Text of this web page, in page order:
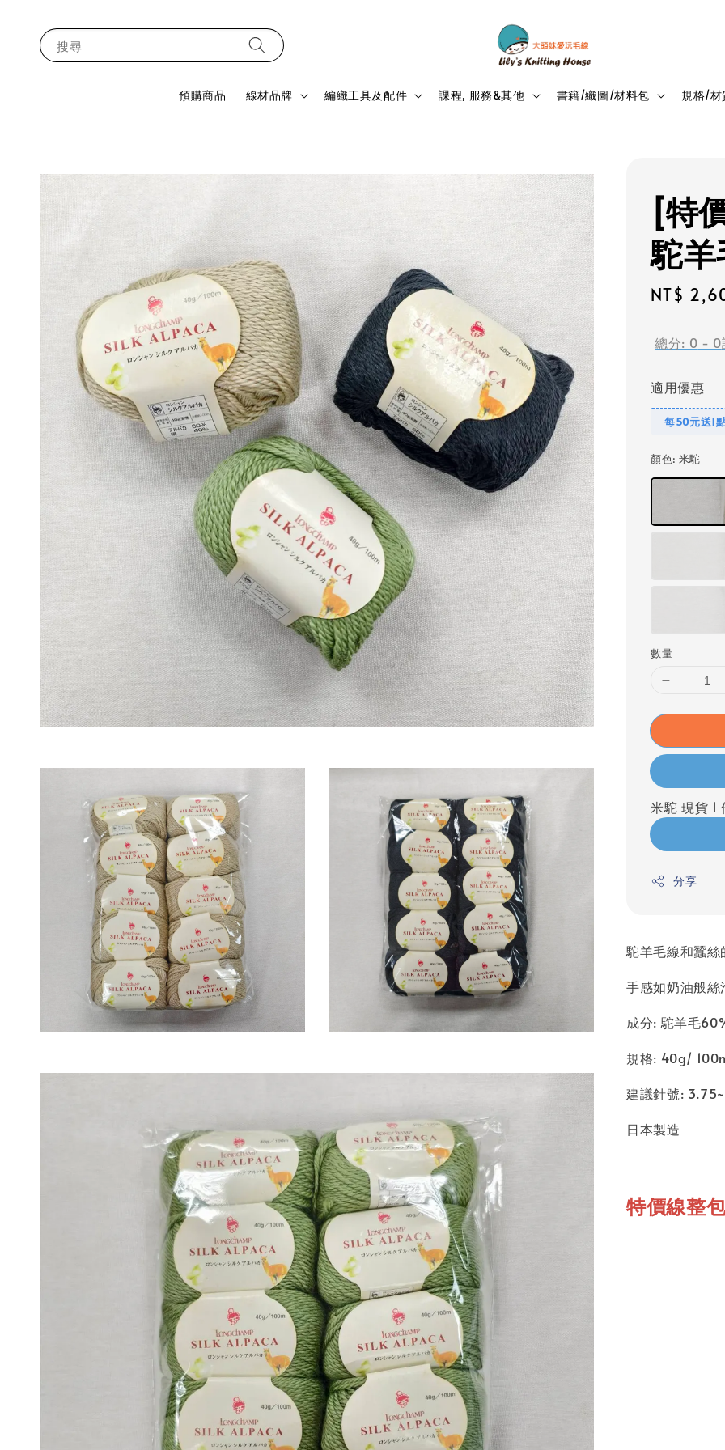
搜尋
預購商品 線材品牌 編織工具及配件 課程, 服務&其他 書籍/織圖/材料包 規格/
[特
駝
Sale
NT$
總分: 0 - 0
適用優惠
每50元送1
顏色: 米駝
數量
米駝 現貨 1
分享
駝羊毛線和蠶
手感如奶油般
成分: 駝羊毛
規格: 40g/
建議針號:
日本製造
特價線整